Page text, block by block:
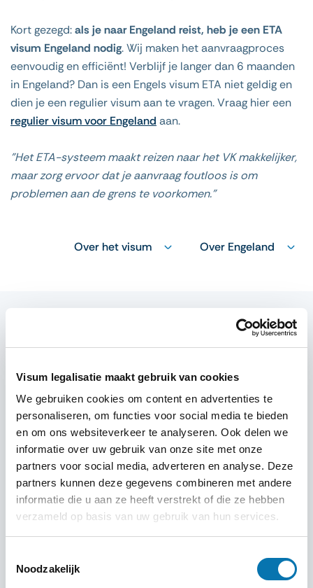
Visum legalisatie maakt gebruik van cookies
We gebruiken cookies om content en advertenties te
personaliseren, om functies voor social media te bieden
en om ons websiteverkeer te analyseren. Ook delen we
informatie over uw gebruik van onze site met onze
partners voor social media, adverteren en analyse. Deze
partners kunnen deze gegevens combineren met andere
informatie die u aan ze heeft verstrekt of die ze hebben
verzameld op basis van uw gebruik van hun services.
Noodzakelijk
Kort gezegd:als je naar Engeland reist, heb je een ETA
visum Engeland nodig. Wij maken het aanvraagproces
eenvoudig en efficiënt! Verblijf je langer dan 6 maanden
in Engeland? Dan is een Engels visum ETA niet geldig en
dien je een regulier visum aan te vragen. Vraag hier een
regulier visum voor Engeland aan.
"Het ETA-systeem maakt reizen naar het VK makkelijker,
maar zorg ervoor dat je aanvraag foutloos is om
problemen aan de grens te voorkomen."
Over het visum Over Engeland
Hoelang is een visum Engeland (ETA)
geldig?
Een ETA is 2 jaar geldig of tot je paspoort verloopt.
Binnen deze periode kun je meerdere keren naar
Engeland reizen zonder een nieuwe aanvraag te doen. Je
mag maximaal 6 maanden achter elkaar verblijven in
Engeland met een ETA.
Checklist reizen naar Engeland
Paspoort – Zorg dat je paspoort geldig is tijdens je
verblijf (ID-kaarten worden niet meer geaccepteerd).
Visum Engeland (ETA) geregeld? – Vanaf 2 april 2025